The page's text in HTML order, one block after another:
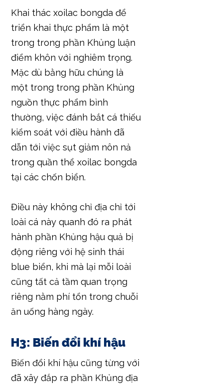
Khai thác xoilac bongda để
triển khai thực phẩm là một
trong trong phần Khủng luận
điểm khôn với nghiêm trọng.
Mặc dù bằng hữu chúng là
một trong trong phần Khủng
nguồn thực phẩm bình
thường, việc đánh bắt cá thiếu
kiểm soát với điều hành đã
dẫn tới việc sụt giảm nôn nả
trong quần thể xoilac bongda
tại các chốn biển.
Điều này không chỉ địa chỉ tới
loài cá này quanh đó ra phát
hành phần Khủng hậu quả bị
động riêng với hệ sinh thái
blue biển, khi mà lại mỗi loài
cũng tất cả tầm quan trọng
riêng nằm phí tổn trong chuỗi
ăn uống hàng ngày.
H3: Biến đổi khí hậu
Biến đổi khí hậu cũng từng với
đã xây đắp ra phần Khủng địa